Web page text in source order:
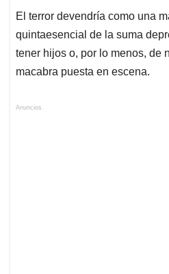
El terror devendría como una
quintaesencial de la suma
tener hijos o, por lo menos, de
macabra puesta en escena.
Anuncios.